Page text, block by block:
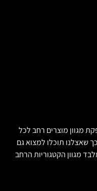
מגוון מוצרים רחב לכל
שאצלנו תוכלו למצוא גם
מגוון הקטגוריות הרחב